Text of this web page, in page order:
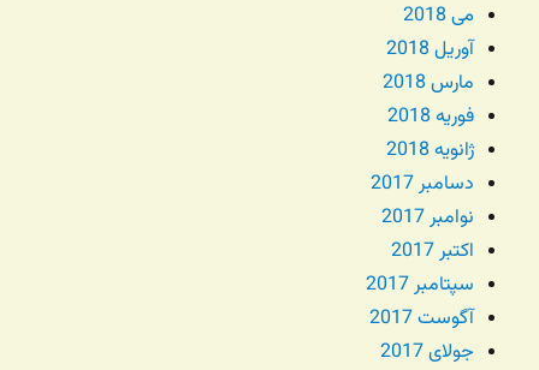
می 2018
آوریل 2018
مارس 2018
فوریه 2018
ژانویه 2018
دسامبر 2017
نوامبر 2017
اکتبر 2017
سپتامبر 2017
آگوست 2017
جولای 2017